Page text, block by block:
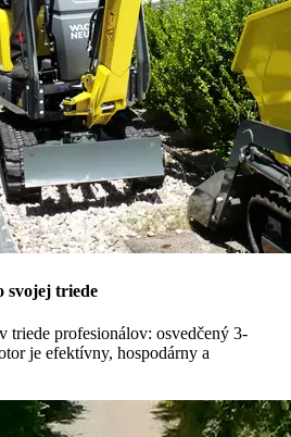
svojej triede
triede profesionálov: osvedčený 3-
je efektívny, hospodárny a